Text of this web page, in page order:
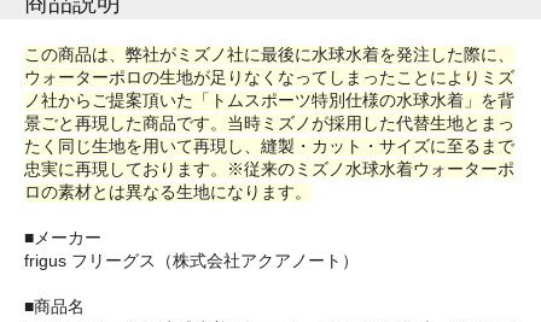
この商品は、弊社がミズノ社に最後に水球水着を発注した際に、
ウォーターポロの生地が足りなくなってしまったことによりミズ
ノ社からご提案頂いた「トムスポーツ特別仕様の水球水着」を背
景ごと再現した商品です。当時ミズノが採用した代替生地とまっ
たく同じ生地を用いて再現し、縫製・カット・サイズに至るまで
忠実に再現しております。※従来のミズノ水球水着ウォーターポ
ロの素材とは異なる生地になります。
■メーカー
frigus フリーグス（株式会社アクアノート）
■商品名